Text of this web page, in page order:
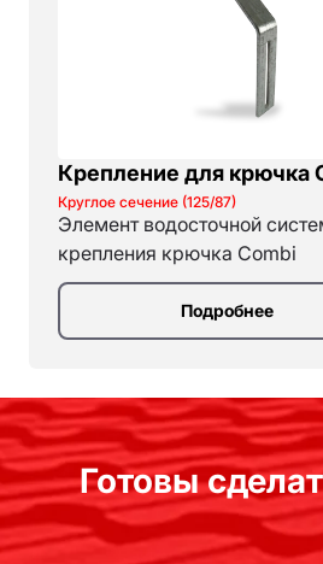
Крепление для крючка
Круглое сечение (125/87)
Элемент водосточной
крепления крючка Combi
Подробнее
Готовы